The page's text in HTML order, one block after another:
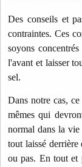
Des conseils et
contraintes. Ces
soyons
l'avant et laisser
sel.
Dans notre cas,
mêmes qui
normal dans la
tout laissé
ou pas. En tout et